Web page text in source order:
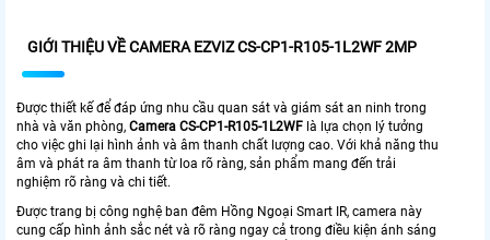
GIỚI THIỆU VỀ CAMERA EZVIZ CS-CP1-R105-1L2WF 2MP
Được thiết kế để đáp ứng nhu cầu quan sát và giám sát an ninh trong
nhà và văn phòng, Camera CS-CP1-R105-1L2WF là lựa chọn lý tưởng
cho việc ghi lại hình ảnh và âm thanh chất lượng cao. Với khả năng thu
âm và phát ra âm thanh từ loa rõ ràng, sản phẩm mang đến trải
nghiệm rõ ràng và chi tiết.
Được trang bị công nghệ ban đêm Hồng Ngoại Smart IR, camera này
cung cấp hình ảnh sắc nét và rõ ràng ngay cả trong điều kiện ánh sáng